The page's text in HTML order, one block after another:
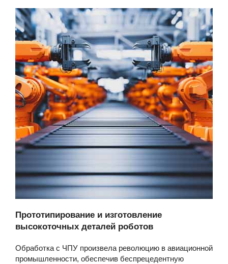
Прототипирование и изготовление
высокоточных деталей роботов
Обработка с ЧПУ произвела революцию в авиационной
промышленности, обеспечив беспрецедентную